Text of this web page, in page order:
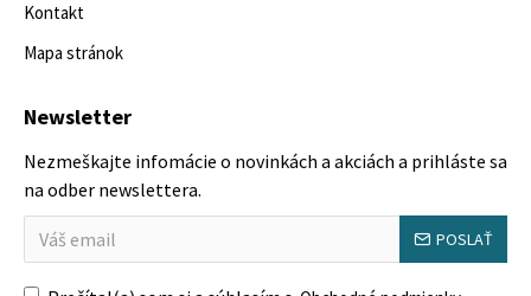
Kontakt
Mapa stránok
Newsletter
Nezmeškajte infomácie o novinkách a akciách a prihláste sa
na odber newslettera.
POSLAŤ